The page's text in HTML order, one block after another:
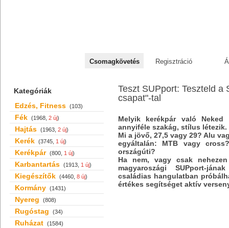
Kategóriák
Edzés, Fitness (103)
Fék (1968, 2 új)
Hajtás (1963, 2 új)
Kerék (3745, 1 új)
Kerékpár (800, 1 új)
Karbantartás (1913, 1 új)
Kiegészítők (4460, 8 új)
Kormány (1431)
Nyereg (808)
Rugóstag (34)
Ruházat (1584)
Teszt SUPport: Teszteld a
csapat"-tal
Melyik kerékpár való Neked
annyiféle szakág, stílus létezik.
Mi a jövő, 27,5 vagy 29? Alu
egyáltalán: MTB vagy
országúti?
Ha nem, vagy csak
magyaroszágiSUPport-
családias hangulatban
értékes segítséget aktív
Csomagkövetés Regisztráció